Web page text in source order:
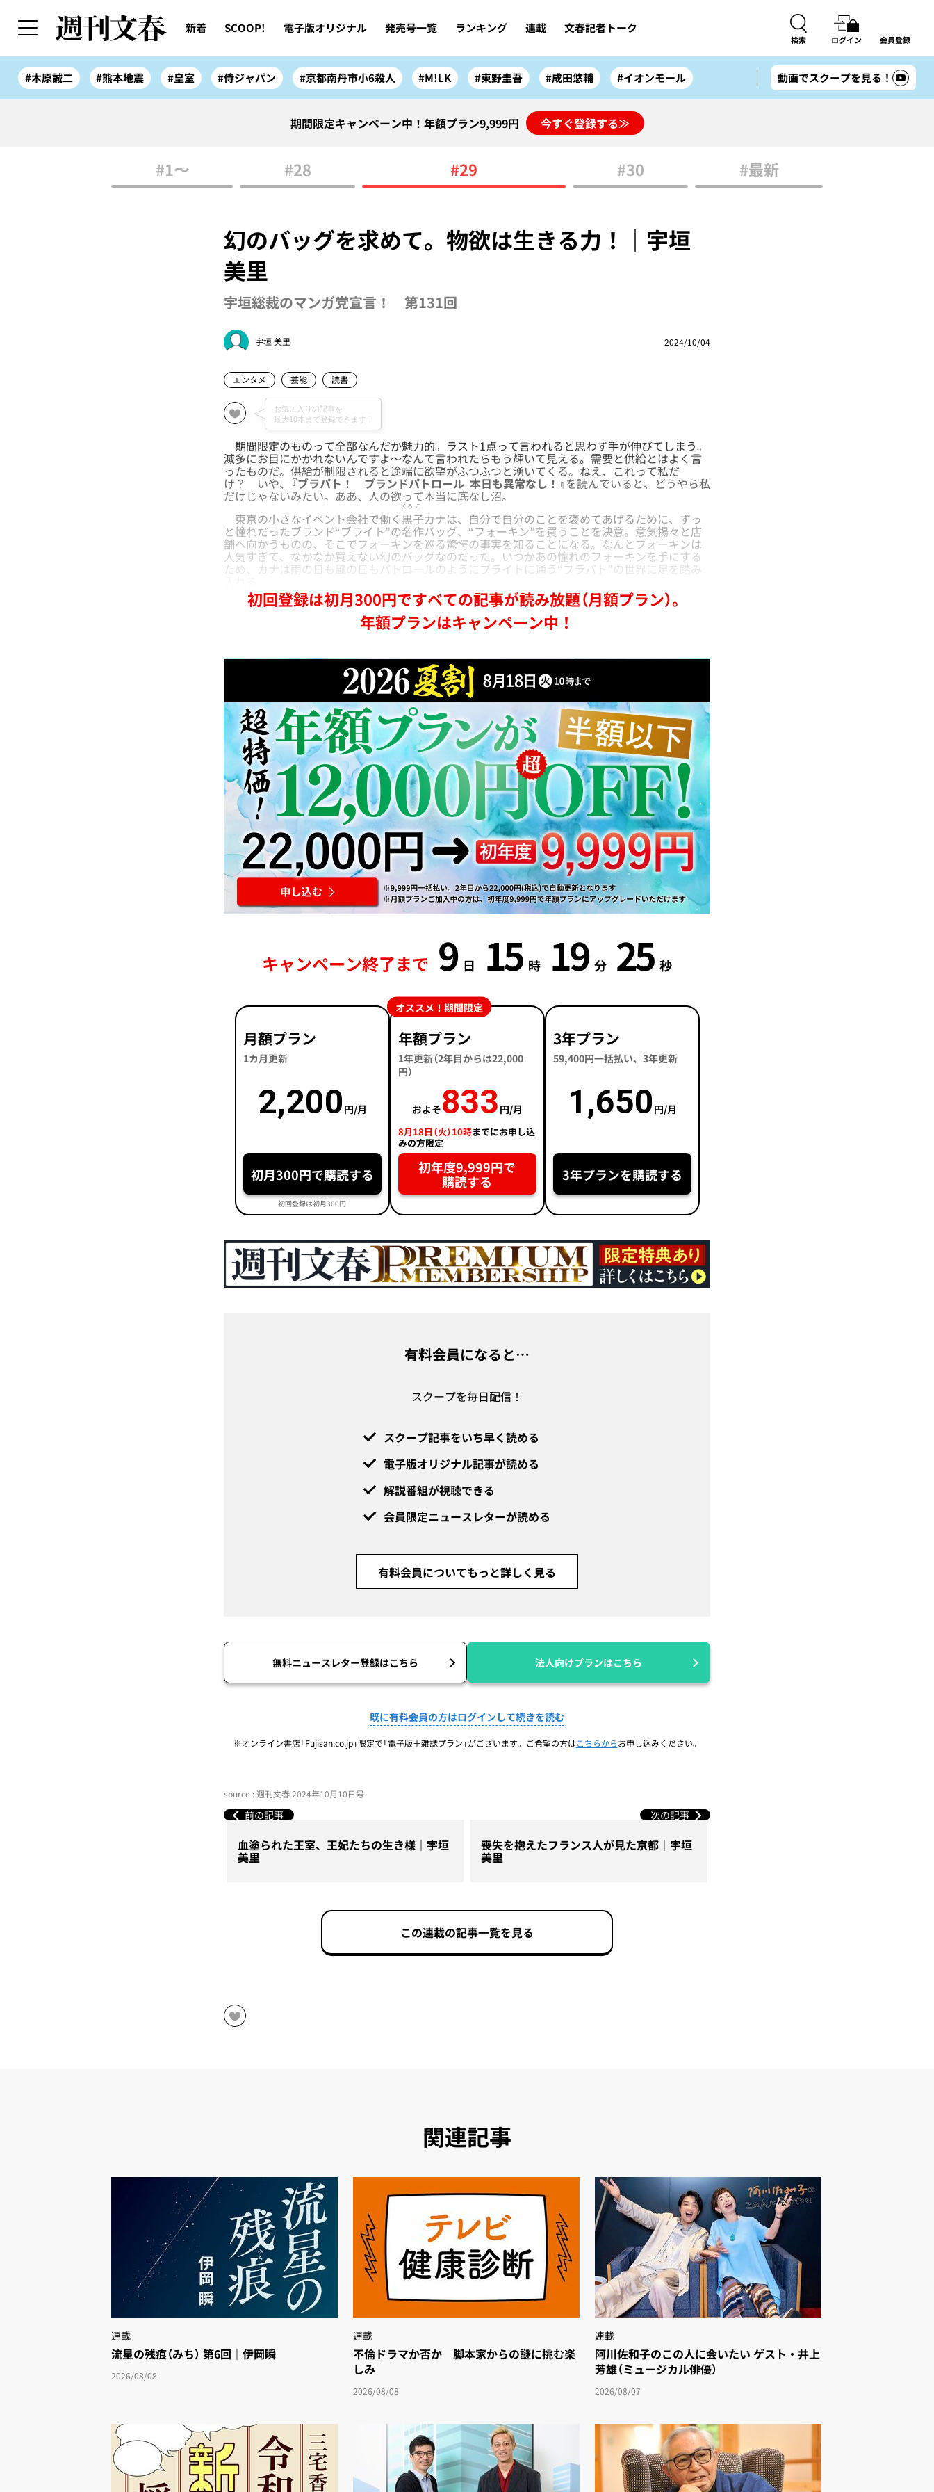
新着 SCOOP! 電子版オリジナル 発売号一覧 ランキング 連載 文春記者トーク
検索 ログイン 会員登録
#木原誠二 #熊本地震 #皇室 #侍ジャパン #京都南丹市小6殺人 #M!LK #東野圭吾 #成田悠輔 #イオンモール 動画でスクープを見る！
期間限定キャンペーン中！年額プラン9,999円 今すぐ登録する≫
#1〜 #28 #29 #30 #最新
幻のバッグを求めて。物欲は生きる力！｜宇垣
美里
宇垣総裁のマンガ党宣言！ 第131回
宇垣 美里 2024/10/04
エンタメ 芸能 読書
期間限定のものって全部なんだか魅力的。ラスト1点って言われると思わず手が伸びてしまう。
滅多にお目にかかれないんですよ～なんて言われたらもう輝いて見える。需要と供給とはよく言
ったものだ。供給が制限されると途端に欲望がふつふつと湧いてくる。ねえ、これって私だ
け？ いや、 『ブラパト！ ブランドパトロール 本日も異常なし！』を読んでいると、どうやら私
だけじゃないみたい。ああ、人の欲って本当に底なし沼。
東京の小さなイベント会社で働く 黒
くろ
子
こ
カナは、自分で自分のことを褒めてあげるために、ずっ
と憧れだったブランド“ブライト”の名作バッグ、“フォーキン”を買うことを決意。意気揚々と店
舗へ向かうものの、そこでフォーキンを巡る驚愕の事実を知ることになる。なんとフォーキンは
人気すぎて、なかなか買えない幻のバッグなのだった。いつかあの憧れのフォーキンを手にする
ため、カナは雨の日も風の日もパトロールのようにブライトに通う“ブラパト”の世界に足を踏み
初回登録は初月300円ですべての記事が読み放題（月額プラン）。
年額プランはキャンペーン中！
キャンペーン終了まで 9 日 15 時 19 分 24 秒
月額プラン
1カ月更新
2,200 円/月
初月300円で購読する
初回登録は初月300円
年額プラン
1年更新（2年目からは22,000
円）
およそ833 円/月
8月18日（火）10時までにお申し込
みの方限定
初年度9,999円で
購読する
オススメ！期間限定
3年プラン
59,400円一括払い、3年更新
1,650 円/月
3年プランを購読する
有料会員になると…
スクープを毎日配信！
スクープ記事をいち早く読める
電子版オリジナル記事が読める
解説番組が視聴できる
会員限定ニュースレターが読める
有料会員についてもっと詳しく見る
無料ニュースレター登録はこちら 法人向けプランはこちら
既に有料会員の方はログインして続きを読む
※オンライン書店「Fujisan.co.jp」限定で「電子版＋雑誌プラン」がございます。ご希望の方はこちらからお申し込みください。
source : 週刊文春 2024年10月10日号
前の記事
血塗られた王室、王妃たちの生き様｜宇垣
美里
次の記事
喪失を抱えたフランス人が見た京都｜宇垣
美里
この連載の記事一覧を見る
関連記事
連載
流星の残痕（みち） 第6回｜伊岡瞬
2026/08/08
連載
不倫ドラマか否か 脚本家からの謎に挑む楽
しみ
2026/08/08
連載
阿川佐和子のこの人に会いたい ゲスト・井上
芳雄（ミュージカル俳優）
2026/08/07